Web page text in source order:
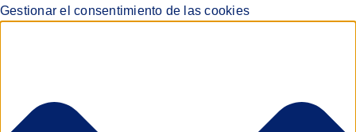
Gestionar el consentimiento de las cookies